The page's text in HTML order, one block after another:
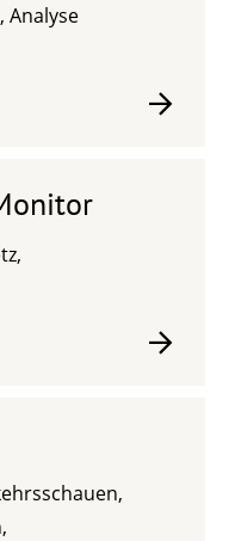
Analyse